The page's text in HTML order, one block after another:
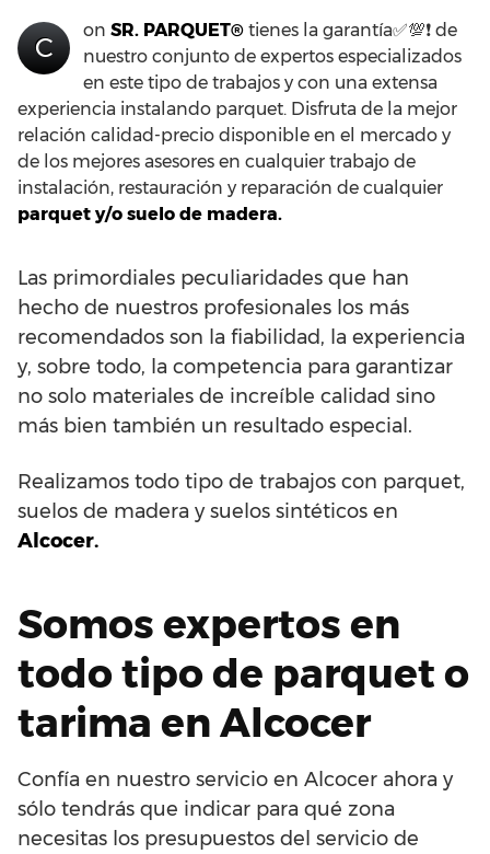
C
on SR. PARQUET® tienes la garantía✅💯❗ de
nuestro conjunto de expertos especializados
en este tipo de trabajos y con una extensa
experiencia instalando parquet. Disfruta de la mejor
relación calidad-precio disponible en el mercado y
de los mejores asesores en cualquier trabajo de
instalación, restauración y reparación de cualquier
parquet y/o suelo de madera.
Las primordiales peculiaridades que han
hecho de nuestros profesionales los más
recomendados son la fiabilidad, la experiencia
y, sobre todo, la competencia para garantizar
no solo materiales de increíble calidad sino
más bien también un resultado especial.
Realizamos todo tipo de trabajos con parquet,
suelos de madera y suelos sintéticos en
Alcocer.
Somos expertos en
todo tipo de parquet o
tarima en Alcocer
Confía en nuestro servicio en Alcocer ahora y
sólo tendrás que indicar para qué zona
necesitas los presupuestos del servicio de